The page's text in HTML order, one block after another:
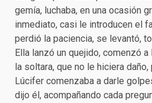
gemía, luchaba, en una ocasión
inmediato, casi le introducen el
perdió la paciencia, se levantó,
Ella lanzó un quejido, comenzó
la soltara, que no le hiciera daño,
Lúcifer comenzaba a darle
dijo él, acompañando cada